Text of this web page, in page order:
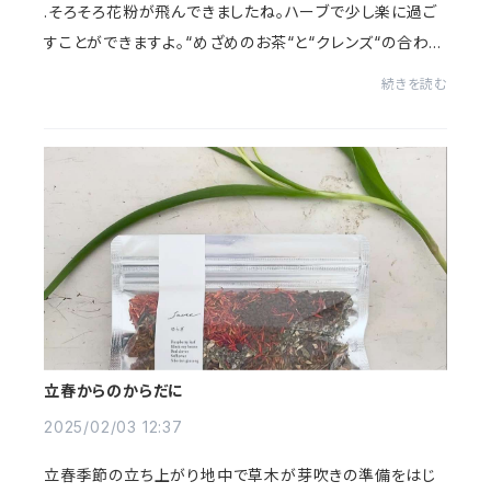
.そろそろ花粉が飛んできましたね。ハーブで少し楽に過ご
すことができますよ。“めざめのお茶“と“クレンズ“の合わせ
続きを読む
立春からのからだに
2025/02/03 12:37
立春季節の立ち上がり地中で草木が芽吹きの準備をはじ